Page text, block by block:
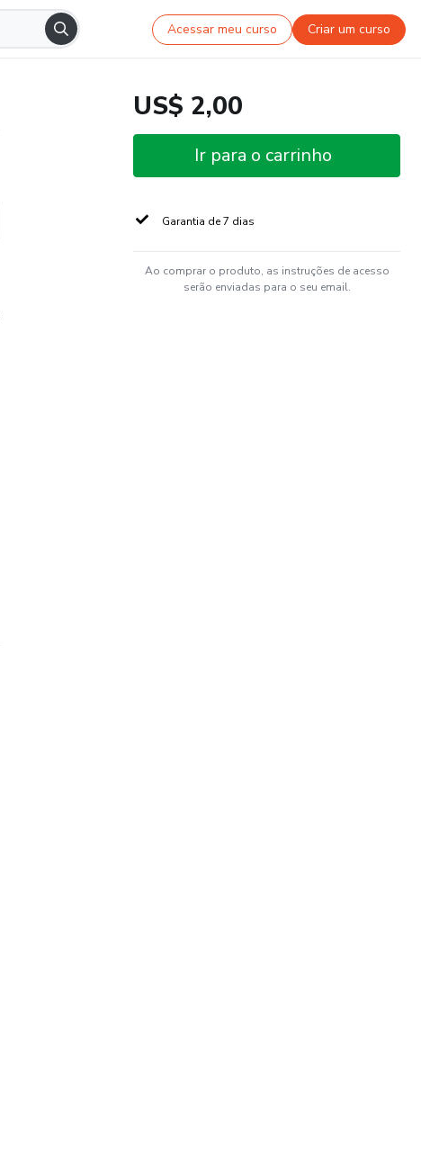
Acessar meu curso Criar um curso
US$ 2,00
Ir para o carrinho
Garantia de 7 dias
Ao comprar o produto, as instruções de acesso
serão enviadas para o seu email.